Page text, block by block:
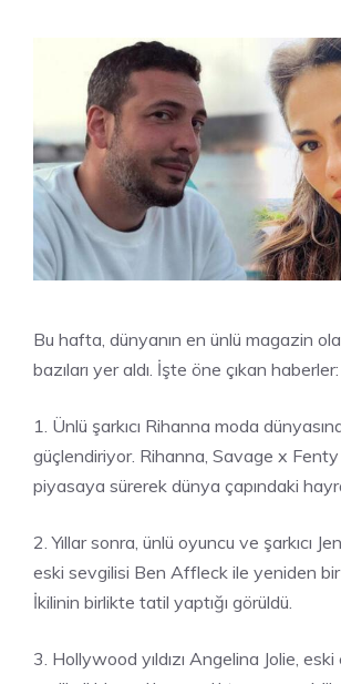
Bu hafta, dünyanın en ünlü magazin
bazıları yer aldı. İşte öne çıkan haberler:
1. Ünlü şarkıcı Rihanna moda
güçlendiriyor. Rihanna, Savage x Fenty
piyasaya sürerek dünya çapındaki
2. Yıllar sonra, ünlü oyuncu ve şarkıcı
eski sevgilisi Ben Affleck ile yeniden
İkilinin birlikte tatil yaptığı görüldü.
3. Hollywood yıldızı Angelina Jolie,